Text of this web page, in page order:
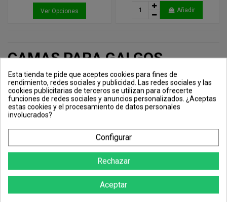
Ver Opciones Añadir
CAMAS PARA GALGOS,
PERROS GRANDES Y
PEQUEÑOS BARATAS
Insecticidas
Piensos y Alimentación
Descanso y Confort
Collares Antiparasitarios
Esta tienda te pide que aceptes cookies para fines de
rendimiento, redes sociales y publicidad. Las redes sociales y las
cookies publicitarias de terceros se utilizan para ofrecerte
funciones de redes sociales y anuncios personalizados. ¿Aceptas
estas cookies y el procesamiento de datos personales
involucrados?
Configurar
Rechazar
Aceptar